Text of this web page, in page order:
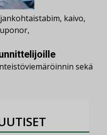
bim, kaivo,
uponor,
sekä